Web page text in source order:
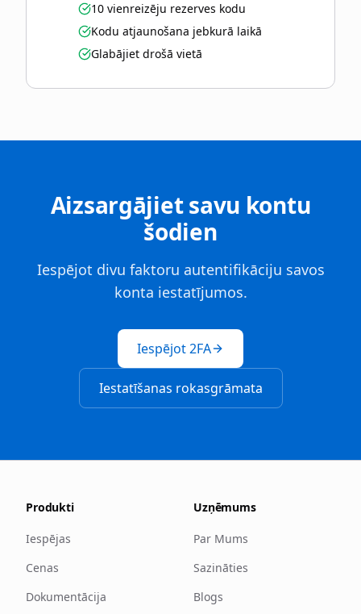
10 vienreizēju rezerves kodu
Kodu atjaunošana jebkurā laikā
Glabājiet drošā vietā
Aizsargājiet savu kontu
šodien
Iespējot divu faktoru autentifikāciju savos
konta iestatījumos.
Iespējot 2FA
Iestatīšanas rokasgrāmata
Produkti
Iespējas
Cenas
Dokumentācija
Uzņēmums
Par Mums
Sazināties
Blogs